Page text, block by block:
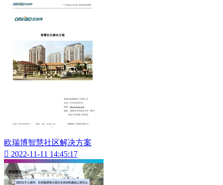
欧瑞博智慧社区解决方案
 2022-11-11 14:45:17